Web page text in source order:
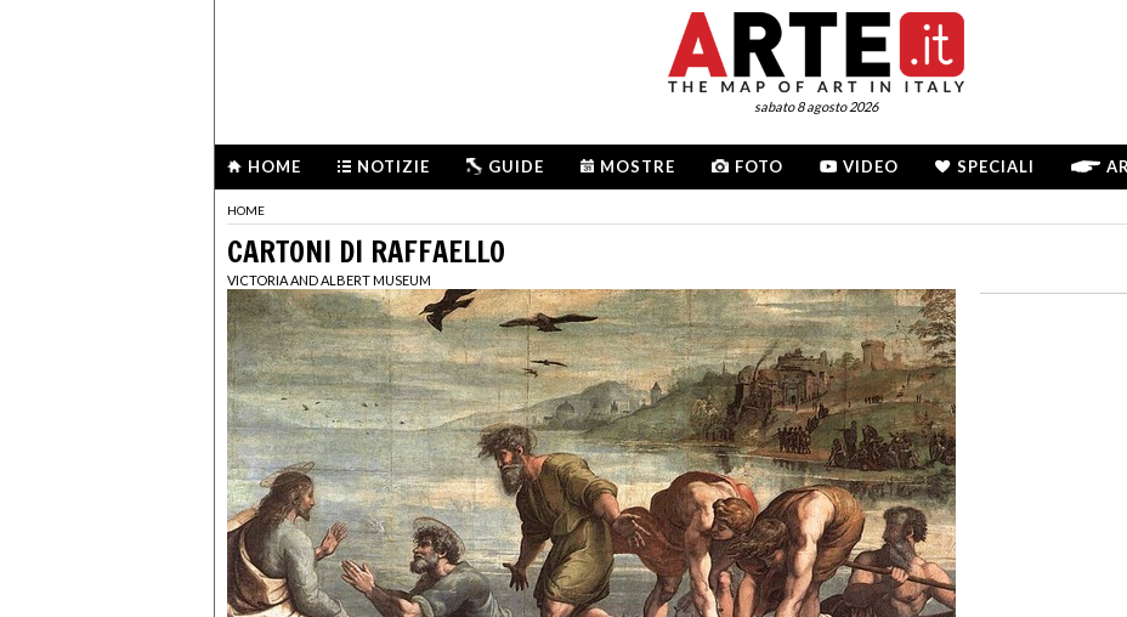
sabato 8 agosto 2026
HOME NOTIZIE GUIDE MOSTRE FOTO VIDEO SPECIALI
HOME
CARTONI DI RAFFAELLO
VICTORIA AND ALBERT MUSEUM